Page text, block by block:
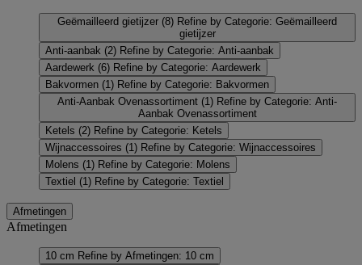
Geëmailleerd gietijzer (8) Refine by Categorie: Geëmailleerd
gietijzer
Anti-aanbak (2) Refine by Categorie: Anti-aanbak
Aardewerk (6) Refine by Categorie: Aardewerk
Bakvormen (1) Refine by Categorie: Bakvormen
Anti-Aanbak Ovenassortiment (1) Refine by Categorie: Anti-
Aanbak Ovenassortiment
Ketels (2) Refine by Categorie: Ketels
Wijnaccessoires (1) Refine by Categorie: Wijnaccessoires
Molens (1) Refine by Categorie: Molens
Textiel (1) Refine by Categorie: Textiel
Afmetingen
Afmetingen
10 cm Refine by Afmetingen: 10 cm